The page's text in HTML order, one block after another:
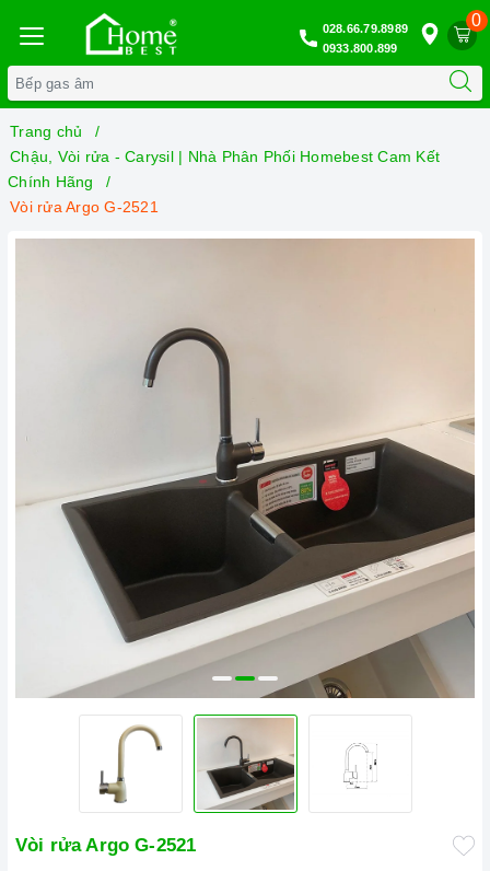
0
028.66.79.8989
0933.800.899
Trang chủ
Chậu, Vòi rửa - Carysil | Nhà Phân Phối Homebest Cam Kết
Chính Hãng
Vòi rửa Argo G-2521
Vòi rửa Argo G-2521